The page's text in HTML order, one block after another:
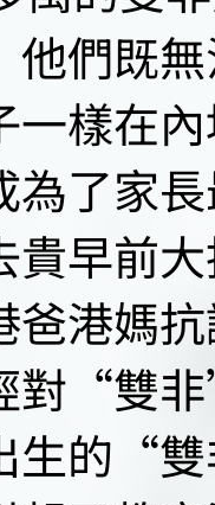
們既
一樣在
為了家
貴早前
爸港媽
對“雙
生的“